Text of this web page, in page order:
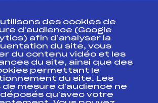
fédéral
performance fédéral
utilisons des cookies de
d’audience (Google
afin d’analyser la
du site, vous
du contenu vidéo et les
du site, ainsi que des
permettant le
du site. Les
de mesure d’audience ne
qu’avec votre